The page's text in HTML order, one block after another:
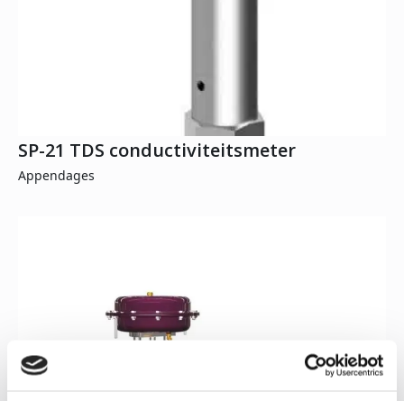
SP-21 TDS conductiviteitsmeter
Appendages